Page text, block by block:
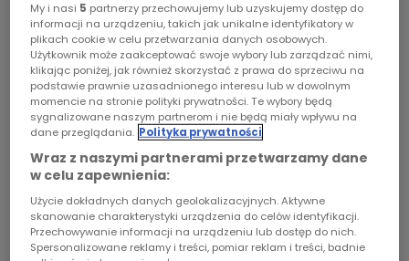
Trójka
Czwórka
PR24
Poland
Kierowcy
Dzieci
2002-10-16
STRONA GŁÓWNA>ARTYKUŁ
Misja
STUDIO REPORTAŻU I DOKUMENTU
Misja
My i nasi 5 partnerzy przechowujemy lub uzyskujemy dostęp do
informacji na urządzeniu, takich jak unikalne identyfikatory w
plikach cookie w celu przetwarzania danych osobowych.
Użytkownik może zaakceptować swoje wybory lub zarządzać nimi,
klikając poniżej, jak również skorzystać z prawa do sprzeciwu na
podstawie prawnie uzasadnionego interesu lub w dowolnym
momencie na stronie polityki prywatności. Te wybory będą
sygnalizowane naszym partnerom i nie będą miały wpływu na
dane przeglądania. Polityka prywatności
Wraz z naszymi partnerami przetwarzamy dane
w celu zapewnienia:
Użycie dokładnych danych geolokalizacyjnych. Aktywne
skanowanie charakterystyki urządzenia do celów identyfikacji.
Przechowywanie informacji na urządzeniu lub dostęp do nich.
Spersonalizowane reklamy i treści, pomiar reklam i treści, badnie